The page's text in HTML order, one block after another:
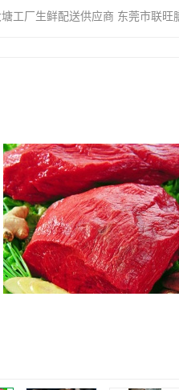
工厂生鲜配送供应商 东莞市联旺